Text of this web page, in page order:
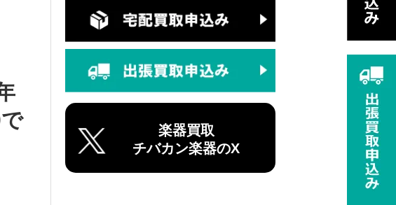
楽器買取
チバカン楽器のX